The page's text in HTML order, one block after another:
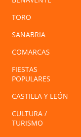
TORO
SANABRIA
COMARCAS
FIESTAS
POPULARES
CASTILLA Y LEÓN
CULTURA /
TURISMO